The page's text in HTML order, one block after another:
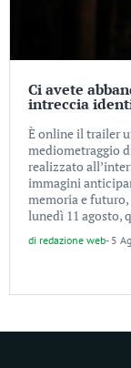
Ci avete
intreccia
È online il trailer
mediometraggio
realizzato
immagini
memoria e
lunedì 11 agosto,
di redazione web- 5